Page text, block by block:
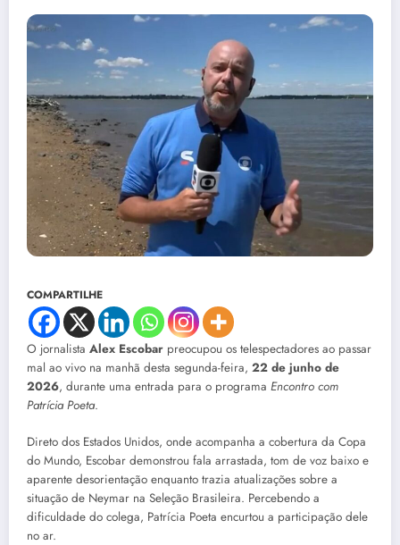
COMPARTILHE
O jornalista Alex Escobar preocupou os telespectadores ao passar
mal ao vivo na manhã desta segunda-feira, 22 de junho de
2026, durante uma entrada para o programa Encontro com
Patrícia Poeta.
Direto dos Estados Unidos, onde acompanha a cobertura da Copa
do Mundo, Escobar demonstrou fala arrastada, tom de voz baixo e
aparente desorientação enquanto trazia atualizações sobre a
situação de Neymar na Seleção Brasileira. Percebendo a
dificuldade do colega, Patrícia Poeta encurtou a participação dele
no ar.